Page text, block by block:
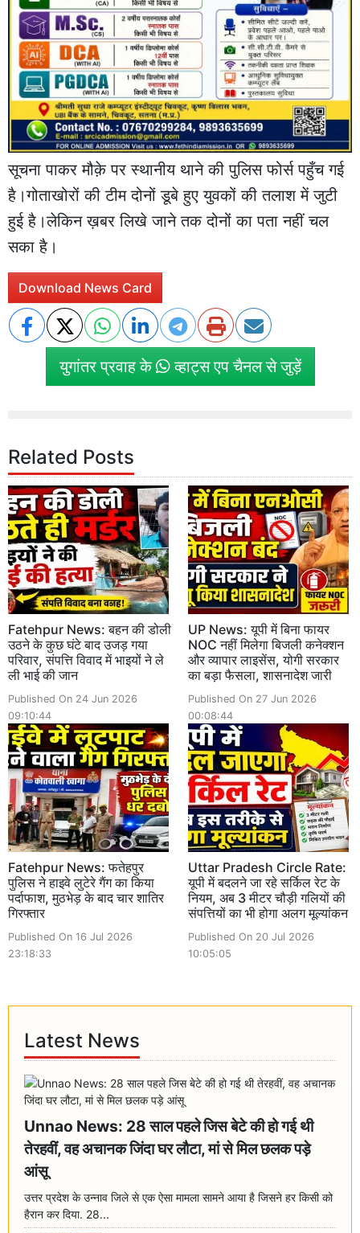
सूचना पाकर मौक़े पर स्थानीय थाने की पुलिस फोर्स पहुँच गई
है।गोताखोरों की टीम दोनों डूबे हुए युवकों की तलाश में जुटी
हुई है।लेकिन ख़बर लिखे जाने तक दोनों का पता नहीं चल
सका है।
Download News Card
युगांतर प्रवाह के व्हाट्स एप चैनल से जुड़ें
Related Posts
Fatehpur News: बहन की डोली
उठने के कुछ घंटे बाद उजड़ गया
परिवार, संपत्ति विवाद में भाइयों ने ले
ली भाई की जान
Published On 24 Jun 2026
09:10:44
UP News: यूपी में बिना फायर
NOC नहीं मिलेगा बिजली कनेक्शन
और व्यापार लाइसेंस, योगी सरकार
का बड़ा फैसला, शासनादेश जारी
Published On 27 Jun 2026
00:08:44
Fatehpur News: फतेहपुर
पुलिस ने हाइवे लुटेरे गैंग का किया
पर्दाफाश, मुठभेड़ के बाद चार शातिर
गिरफ्तार
Published On 16 Jul 2026
23:18:33
Uttar Pradesh Circle Rate:
यूपी में बदलने जा रहे सर्किल रेट के
नियम, अब 3 मीटर चौड़ी गलियों की
संपत्तियों का भी होगा अलग मूल्यांकन
Published On 20 Jul 2026
10:05:05
Latest News
Unnao News: 28 साल पहले जिस बेटे की हो गई थी
तेरहवीं, वह अचानक जिंदा घर लौटा, मां से मिल छलक पड़े
आंसू
उत्तर प्रदेश के उन्नाव जिले से एक ऐसा मामला सामने आया है जिसने हर किसी को
हैरान कर दिया. 28...